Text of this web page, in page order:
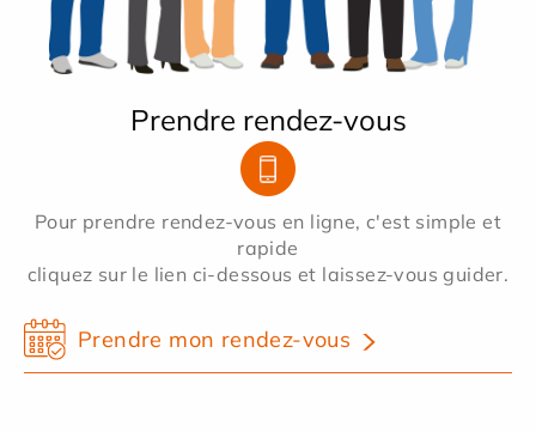
Prendre rendez-vous
Pour prendre rendez-vous en ligne, c'est simple et
rapide
cliquez sur le lien ci-dessous et laissez-vous guider.
Prendre mon rendez-vous